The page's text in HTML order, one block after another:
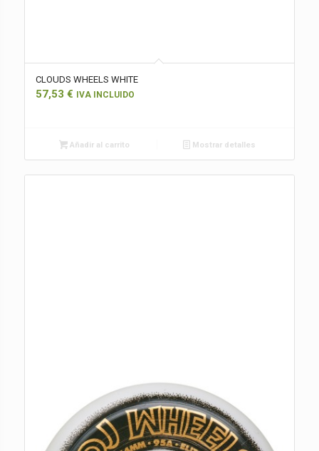
CLOUDS WHEELS WHITE
57,53 € IVA INCLUIDO
Añadir al carrito Mostrar detalles